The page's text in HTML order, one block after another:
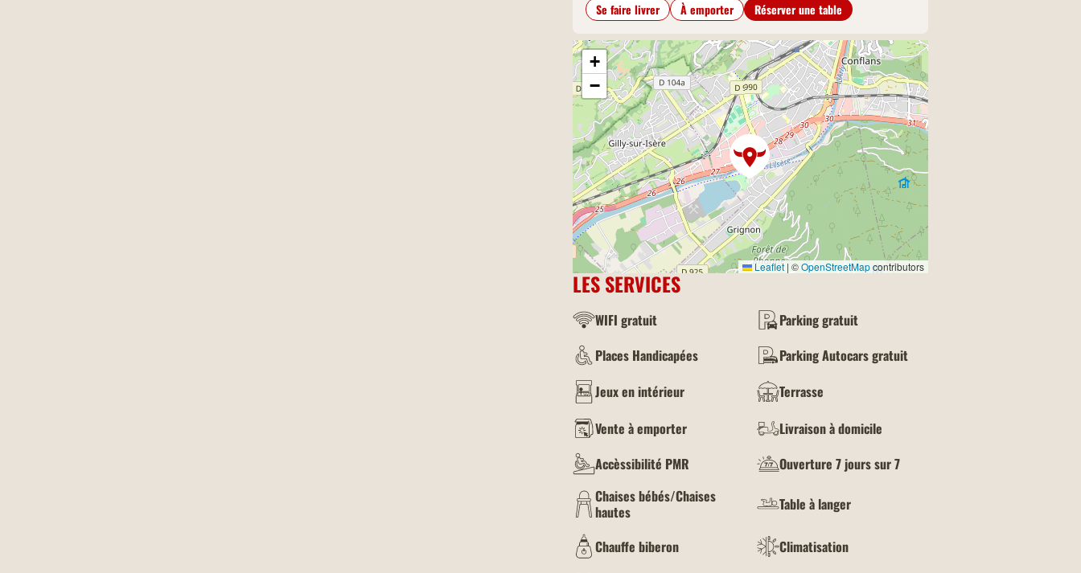
Se faire livrer À emporter Réserver une table
+
−
Leaflet | ©OpenStreetMapcontributors
LES SERVICES
WIFI gratuit
Parking gratuit
Places Handicapées
Parking Autocars gratuit
Jeux en intérieur
Terrasse
Vente à emporter
Livraison à domicile
Accèssibilité PMR
Ouverture 7 jours sur 7
Chaises bébés/Chaises
hautes
Table à langer
Chauffe biberon
Climatisation